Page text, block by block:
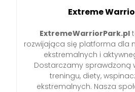
Extreme
ExtremeWarriorPark.pl
rozwijająca się platforma dla
ekstremalnych i
Dostarczamy sprawdzoną
treningu, diety,
ekstremalnych. Nasza